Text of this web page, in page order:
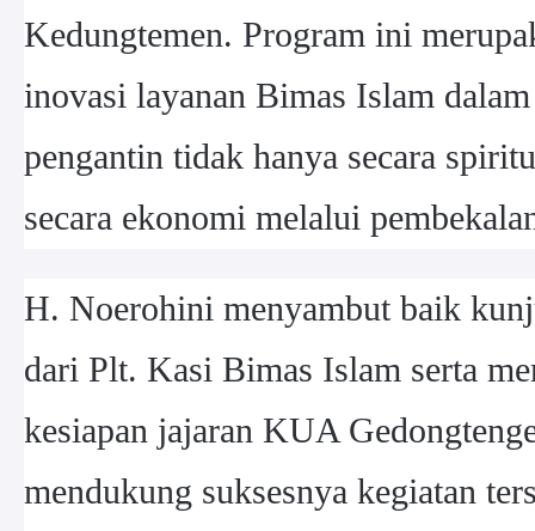
Kedungtemen. Program ini
inovasi layanan Bimas Islam
pengantin tidak hanya secara
secara ekonomi melalui
H. Noerohini menyambut baik
dari Plt. Kasi Bimas Islam serta
kesiapan jajaran KUA
mendukung suksesnya kegiatan